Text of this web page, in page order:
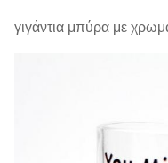
γιγάντια μπύρα με